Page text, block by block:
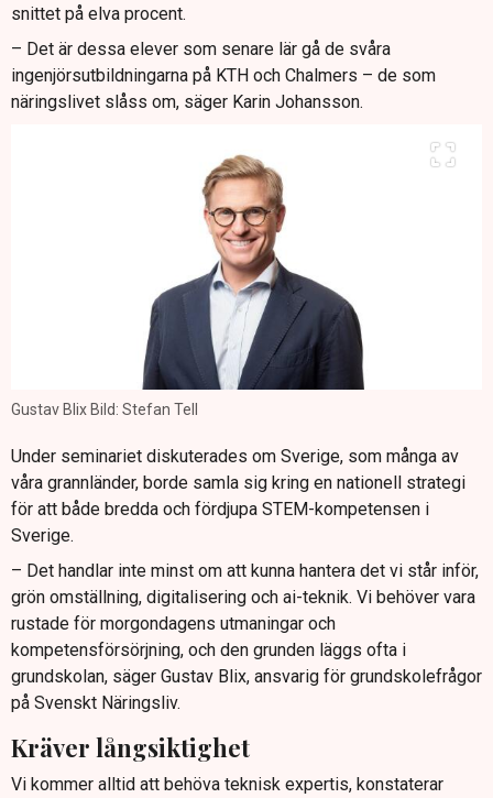
snittet på elva procent.
– Det är dessa elever som senare lär gå de svåra
ingenjörsutbildningarna på KTH och Chalmers – de som
näringslivet slåss om, säger Karin Johansson.
Gustav Blix Bild: Stefan Tell
Under seminariet diskuterades om Sverige, som många av
våra grannländer, borde samla sig kring en nationell strategi
för att både bredda och fördjupa STEM-kompetensen i
Sverige.
– Det handlar inte minst om att kunna hantera det vi står inför,
grön omställning, digitalisering och ai-teknik. Vi behöver vara
rustade för morgondagens utmaningar och
kompetensförsörjning, och den grunden läggs ofta i
grundskolan, säger Gustav Blix, ansvarig för grundskolefrågor
på Svenskt Näringsliv.
Kräver långsiktighet
Vi kommer alltid att behöva teknisk expertis, konstaterar